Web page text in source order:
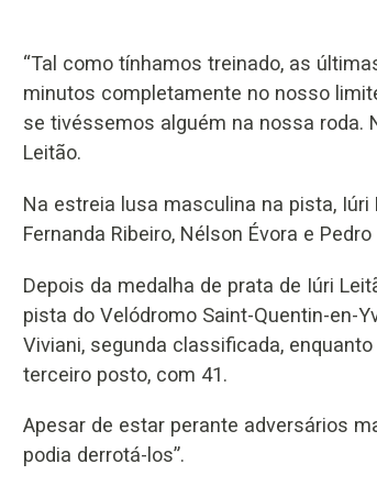
“Tal como tínhamos treinado, as
minutos completamente no nosso
se tivéssemos alguém na nossa roda.
Leitão.
Na estreia lusa masculina na pista,
Fernanda Ribeiro, Nélson Évora e
Depois da medalha de prata de Iúri
pista do Velódromo Saint-Quentin-en-
Viviani, segunda classificada,
terceiro posto, com 41.
Apesar de estar perante adversários
podia derrotá-los”.